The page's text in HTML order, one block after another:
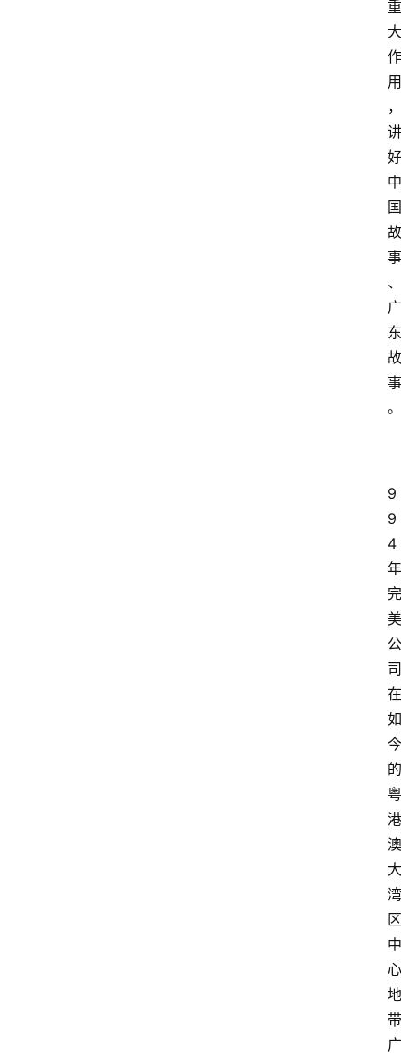
重
大
作
用
，
讲
好
中
国
故
事
、
广
东
故
事
。
9
9
4
年
完
美
公
司
在
如
今
的
粤
港
澳
大
湾
区
中
心
地
带
广